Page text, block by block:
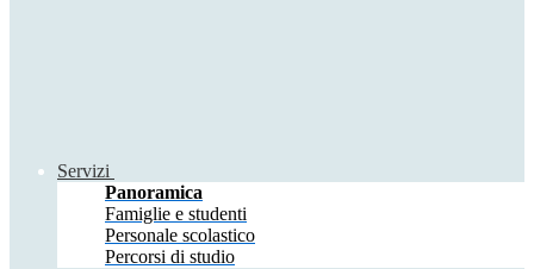
Servizi
Panoramica
Famiglie e studenti
Personale scolastico
Percorsi di studio